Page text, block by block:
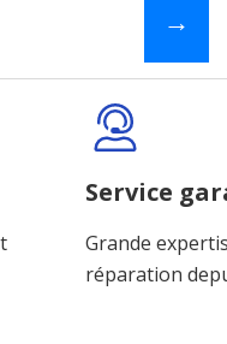
→
Service
Grande
réparation